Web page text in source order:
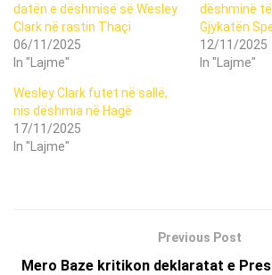
datën e dëshmisë së Wesley
Clark në rastin Thaçi
06/11/2025
In "Lajme"
dëshminë
Gjykatën
12/11/2025
In "Lajme"
Wesley Clark futet në sallë,
nis dëshmia në Hagë
17/11/2025
In "Lajme"
Previous Post
Mero Baze kritikon deklaratat e